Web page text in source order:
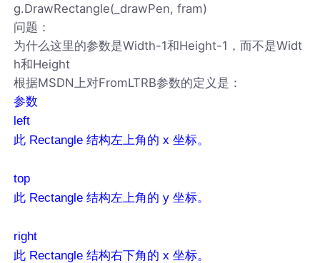
g.DrawRectangle(_drawPen, fram)
问题：
为什么这里的参数是Width-1和Height-1，而不是Widt
h和Height
根据MSDN上对FromLTRB参数的定义是：
参数
left
此 Rectangle 结构左上角的 x 坐标。
top
此 Rectangle 结构左上角的 y 坐标。
right
此 Rectangle 结构右下角的 x 坐标。